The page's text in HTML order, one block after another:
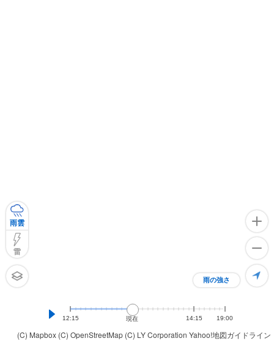
(C) Mapbox (C) OpenStreetMap (C) LY Corporation Yahoo!地図ガイドライン
雨の強さ
雨雲
雷
12:15 現在 14:15 19:00